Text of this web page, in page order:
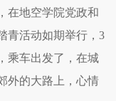
在地空学院党政和
青活动如期举行，3
乘车出发了，在城
外的大路上，心情